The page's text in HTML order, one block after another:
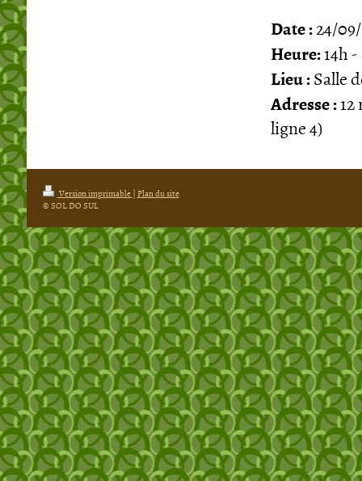
Date :24/
Heure:14h
Lieu :Salle
Adresse :12
ligne 4)
Version imprimable|Plan du site
© SOL DO SUL